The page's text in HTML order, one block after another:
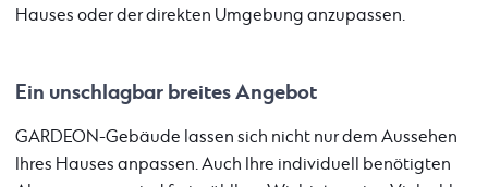
Hauses oder der direkten Umgebung anzupassen.
Ein unschlagbar breites Angebot
GARDEON-Gebäude lassen sich nicht nur dem Aussehen
Ihres Hauses anpassen. Auch Ihre individuell benötigten